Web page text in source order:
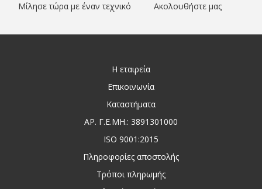
Μίλησε τώρα με έναν τεχνικό Ακολουθήστε μας
Η εταιρεία
Επικοινωνία
Καταστήματα
ΑΡ. Γ.Ε.ΜΗ.: 3891301000
ISO 9001:2015
Πληροφορίες αποστολής
Τρόποι πληρωμής